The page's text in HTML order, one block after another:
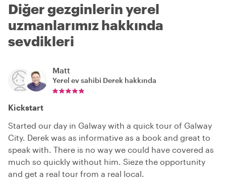
Diğer gezginlerin yerel
uzmanlarımız hakkında
sevdikleri
Matt
Yerel ev sahibi Derek hakkında
Kickstart
Started our day in Galway with a quick tour of Galway
City. Derek was as informative as a book and great to
speak with. There is no way we could have covered as
much so quickly without him. Sieze the opportunity
and get a real tour from a real local.